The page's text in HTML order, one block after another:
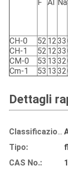
F Al Na
CH-0
52 1233
CH-1
52 1233
CM-0
53 13 32
Cm-1
53 13 32
Dettagli
Classificazione:
Tipo:
CAS No.: